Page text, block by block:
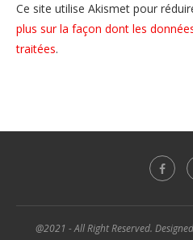
Ce site utilise Akismet pour
plus sur la façon dont les
traitées.
@2021 - All Right Reserved.